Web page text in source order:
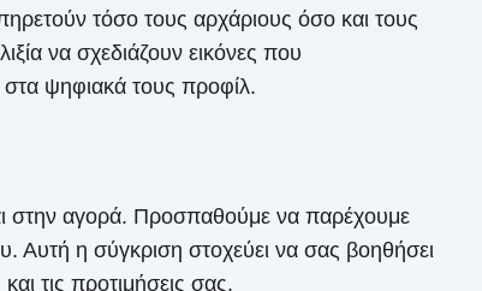
τόσο τους αρχάριους όσο και τους
να σχεδιάζουν εικόνες που
στα ψηφιακά τους προφίλ.
στην αγορά. Προσπαθούμε να παρέχουμε
Αυτή η σύγκριση στοχεύει να σας βοηθήσει
τις προτιμήσεις σας.